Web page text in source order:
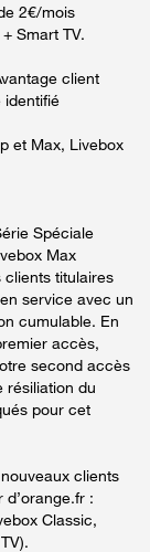
2€/mois
Smart TV.
client
identifié
et Max, Livebox
Spéciale
Max
clients titulaires
service avec un
cumulable. En
accès,
second accès
résiliation du
pour cet
clients
:
Classic,